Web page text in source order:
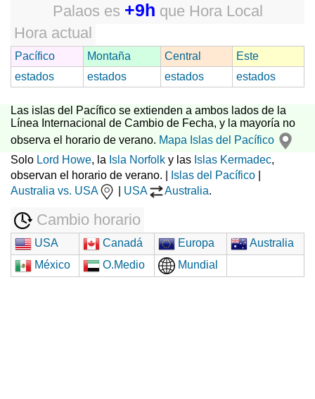
Palaos es +9h que Hora Local
Hora actual
Pacífico Montaña Central
Este
estados
estados estados estados
Las islas del Pacífico se extienden a ambos lados de la
Línea Internacional de Cambio de Fecha, y la mayoría no
observa el horario de verano. Mapa Islas del Pacífico
Solo Lord Howe, la Isla Norfolk y las Islas Kermadec,
observan el horario de verano. |
Islas del Pacífico
Australia vs. USA
USA Australia.
Cambio horario
USA Canadá Europa
Australia
México
O.Medio Mundial